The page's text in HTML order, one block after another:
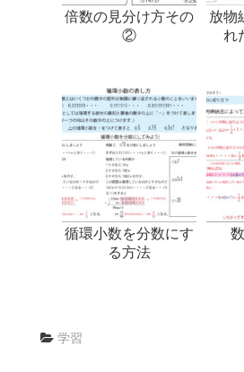
倍数の見分け方その
②
放物
れ
循環小数を分数にす
る方法
学習